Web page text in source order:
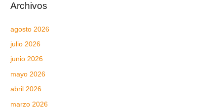
Archivos
agosto 2026
julio 2026
junio 2026
mayo 2026
abril 2026
marzo 2026